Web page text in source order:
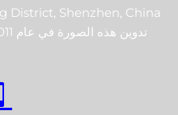
تدوين هذه الصورة في عام 2011 في منطقة الشنجان، الصين.